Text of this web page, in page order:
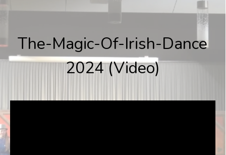
The-Magic-Of-Irish-Dance
2024 (Video)